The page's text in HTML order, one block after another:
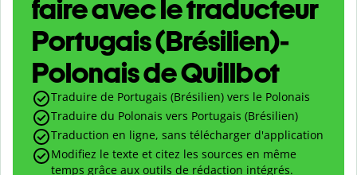
faire avec le traducteur
Portugais (Brésilien)-
Polonais de Quillbot
Traduire de Portugais (Brésilien) vers le Polonais
Traduire du Polonais vers Portugais (Brésilien)
Traduction en ligne, sans télécharger d'application
Modifiez le texte et citez les sources en même
temps grâce aux outils de rédaction intégrés.